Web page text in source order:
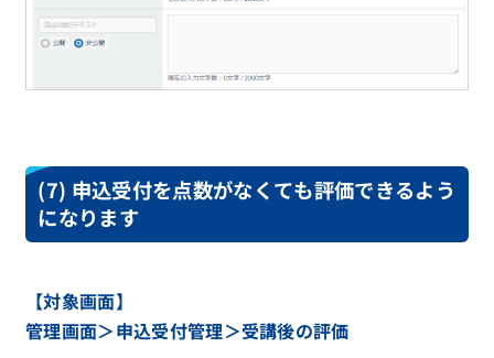
(7) 申込受付を点数がなくても評価できるよう
になります
【対象画面】
管理画面＞申込受付管理＞受講後の評価